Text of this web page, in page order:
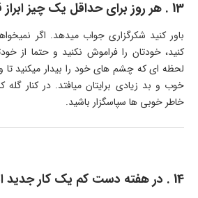
13 . هر روز برای حداقل یک چیز ابراز قدردانی کنید
باور کنید شکرگزاری جواب میدهد. اگر
کنید، خودتان را فراموش نکنید و حتما از
لحظه ای که چشم های خود را بیدار میکنید تا
خوب و بد زیادی برایتان میافتد. در کنار
خاطر خوبی ها سپاسگزار باشید.
14 . در هفته دست کم یک کار جدید انجام دهید